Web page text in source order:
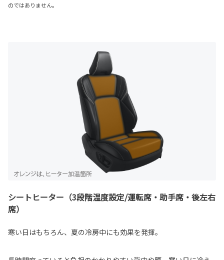
のではありません。
シートヒーター（3段階温度設定/運転席・助手席・後左右
席）
寒い日はもちろん、夏の冷房中にも効果を発揮。